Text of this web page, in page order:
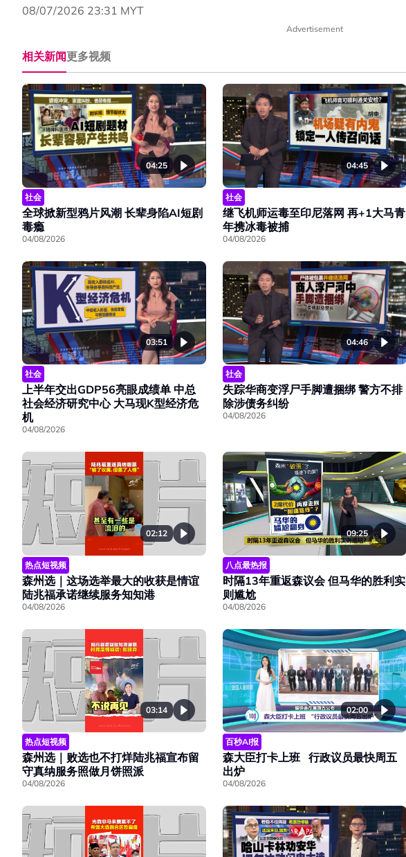
08/07/2026 23:31 MYT
Advertisement
相关新闻更多视频
04:25
社会
全球掀新型鸦片风潮 长辈身陷AI短剧
毒瘾
04/08/2026
04:45
社会
继飞机师运毒至印尼落网 再+1大马青
年携冰毒被捕
04/08/2026
03:51
社会
上半年交出GDP56亮眼成绩单 中总
社会经济研究中心 大马现K型经济危
机
04/08/2026
04:46
社会
失踪华商变浮尸手脚遭捆绑 警方不排
除涉债务纠纷
04/08/2026
02:12
热点短视频
森州选｜这场选举最大的收获是情谊
陆兆福承诺继续服务知知港
04/08/2026
09:25
八点最热报
时隔13年重返森议会 但马华的胜利实
则尴尬
04/08/2026
03:14
热点短视频
森州选｜败选也不打烊陆兆福宣布留
守真纳服务照做月饼照派
04/08/2026
02:00
百秒AI报
森大臣打卡上班 行政议员最快周五
出炉
04/08/2026